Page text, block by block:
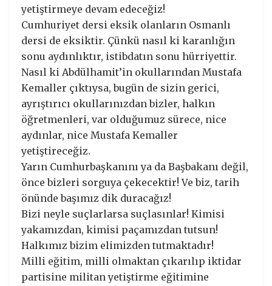
yetiştirmeye devam edeceğiz!
Cumhuriyet dersi eksik olanların Osmanlı
dersi de eksiktir. Çünkü nasıl ki karanlığın
sonu aydınlıktır, istibdatın sonu hürriyettir.
Nasıl ki Abdülhamit’in okullarından Mustafa
Kemaller çıktıysa, bugün de sizin gerici,
ayrıştırıcı okullarınızdan bizler, halkın
öğretmenleri, var olduğumuz sürece, nice
aydınlar, nice Mustafa Kemaller
yetiştireceğiz.
Yarın Cumhurbaşkanını ya da Başbakanı değil,
önce bizleri sorguya çekecektir! Ve biz, tarih
önünde başımız dik duracağız!
Bizi neyle suçlarlarsa suçlasınlar! Kimisi
yakamızdan, kimisi paçamızdan tutsun!
Halkımız bizim elimizden tutmaktadır!
Milli eğitim, milli olmaktan çıkarılıp iktidar
partisine militan yetiştirme eğitimine